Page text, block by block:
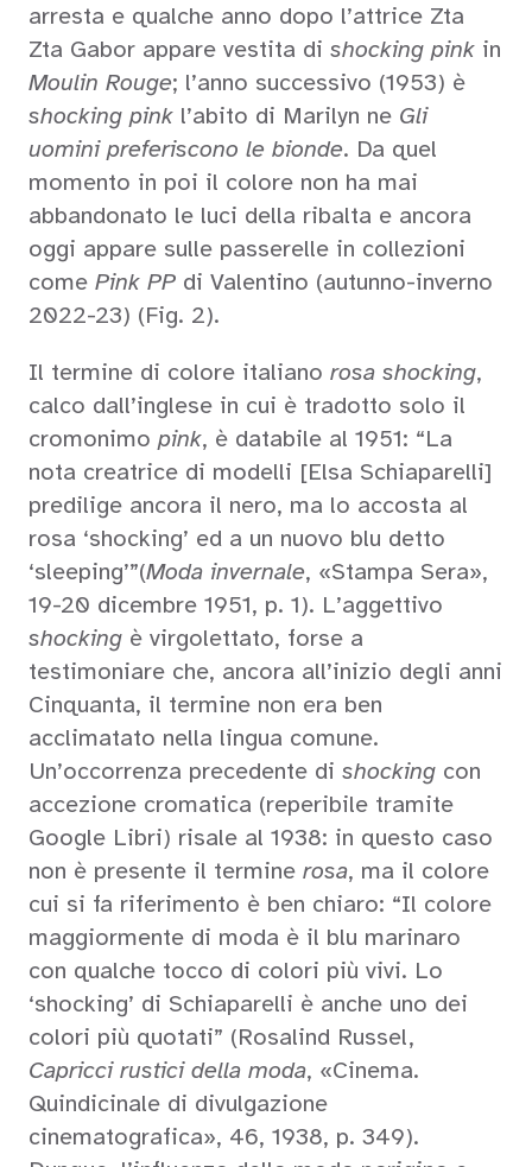
arresta e qualche anno dopo l’attrice Zta
Zta Gabor appare vestita di shocking pink in
Moulin Rouge; l’anno successivo (1953) è
shocking pink l’abito di Marilyn ne Gli
uomini preferiscono le bionde. Da quel
momento in poi il colore non ha mai
abbandonato le luci della ribalta e ancora
oggi appare sulle passerelle in collezioni
come Pink PP di Valentino (autunno-inverno
2022-23) (Fig. 2).
Il termine di colore italiano rosa shocking,
calco dall’inglese in cui è tradotto solo il
cromonimo pink, è databile al 1951: “La
nota creatrice di modelli [Elsa Schiaparelli]
predilige ancora il nero, ma lo accosta al
rosa ‘shocking’ ed a un nuovo blu detto
‘sleeping’”(Moda invernale, «Stampa Sera»,
19-20 dicembre 1951, p. 1). L’aggettivo
shocking è virgolettato, forse a
testimoniare che, ancora all’inizio degli anni
Cinquanta, il termine non era ben
acclimatato nella lingua comune.
Un’occorrenza precedente di shocking con
accezione cromatica (reperibile tramite
Google Libri) risale al 1938: in questo caso
non è presente il termine rosa, ma il colore
cui si fa riferimento è ben chiaro: “Il colore
maggiormente di moda è il blu marinaro
con qualche tocco di colori più vivi. Lo
‘shocking’ di Schiaparelli è anche uno dei
colori più quotati” (Rosalind Russel,
Capricci rustici della moda, «Cinema.
Quindicinale di divulgazione
cinematografica», 46, 1938, p. 349).